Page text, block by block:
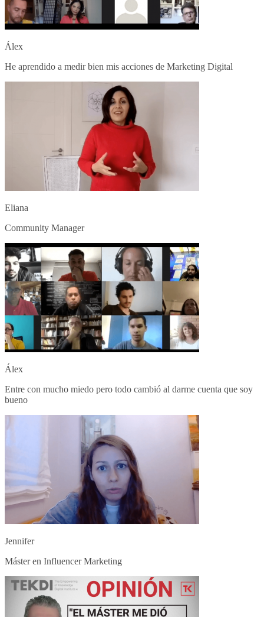
Álex
He aprendido a medir bien mis acciones de Marketing Digital
Eliana
Community Manager
Álex
Entre con mucho miedo pero todo cambió al darme cuenta que soy
bueno
Jennifer
Máster en Influencer Marketing